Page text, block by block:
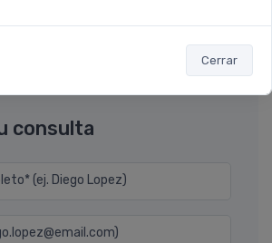
Cerrar
los huesos si se es constante
consulta
(ej. Diego Lopez)